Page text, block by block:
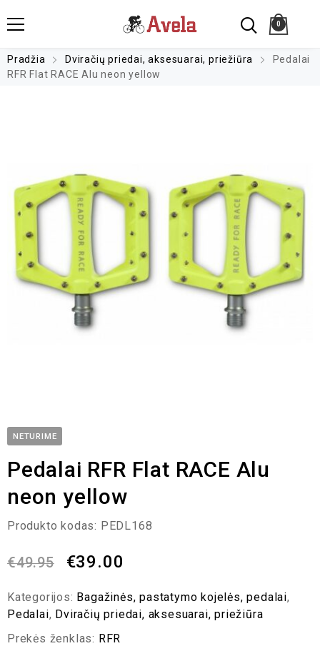
0
Pradžia Dviračių priedai, aksesuarai, priežiūra
Pedalai
RFR Flat RACE Alu neon yellow
NETURIME
Pedalai RFR Flat RACE Alu
neon yellow
Produkto kodas: PEDL168
€49.95 €39.00
Kategorijos: Bagažinės, pastatymo kojelės, pedalai,
Pedalai, Dviračių priedai, aksesuarai, priežiūra
Prekės ženklas: RFR